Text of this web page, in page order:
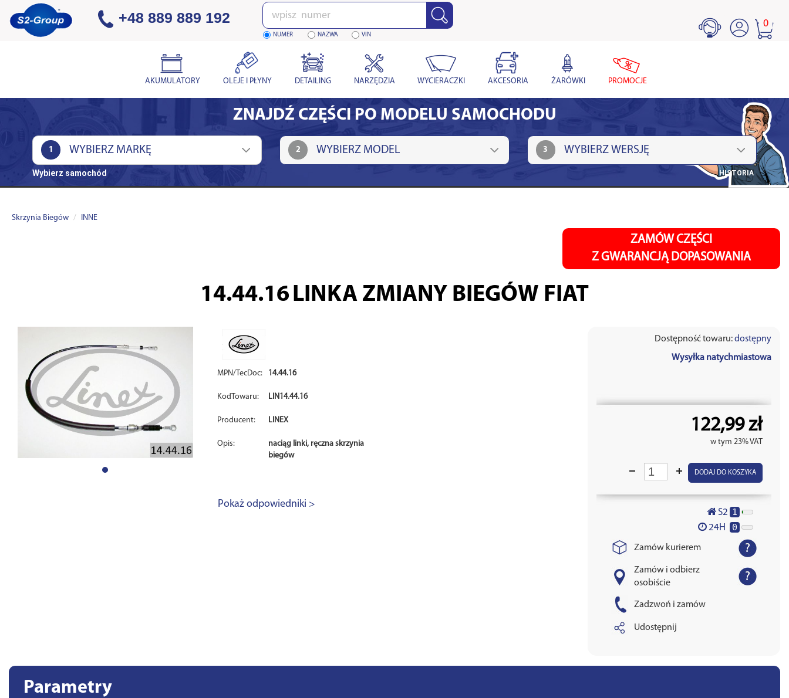
+48 889 889 192 Wpisz
numer
NUMER NAZWA VIN
0
AKUMULATORY OLEJE I PŁYNY DETAILING NARZĘDZIA WYCIERACZKI AKCESORIA ŻARÓWKI PROMOCJE
ZNAJDŹ CZĘŚCI PO MODELU SAMOCHODU
1 2 3
Wybierz samochód HISTORIA
Skrzynia Biegów INNE
ZAMÓW CZĘŚCI
Z GWARANCJĄ DOPASOWANIA
14.44.16 LINKA ZMIANY BIEGÓW FIAT
MPN/TecDoc: 14.44.16
KodTowaru: LIN14.44.16
Producent: LINEX
Opis:
naciąg linki, ręczna skrzynia
biegów
Pokaż odpowiedniki >
Dostępność towaru:dostępny
Wysyłka natychmiastowa
122,99 zł
w tym 23% VAT
DODAJ DO KOSZYKA
S2 1
24H 0
Zamów kurierem
Zamów i odbierz
osobiście
Zadzwoń i zamów
Udostępnij
Parametry